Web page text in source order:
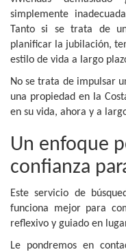
simplemente
Tanto si se trata de
planificar la jubilación,
estilo de vida a largo
No se trata de impulsar
una propiedad en la
en su vida, ahora y a
Un enfoque
confianza
Este servicio de
funciona mejor para
reflexivo y guiado en
Le pondremos en